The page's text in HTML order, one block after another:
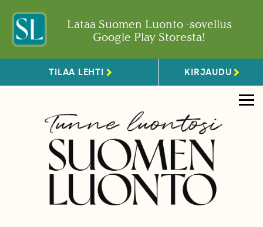
Lataa Suomen Luonto -sovellus
Google Play Storesta!
TILAA LEHTI KIRJAUDU